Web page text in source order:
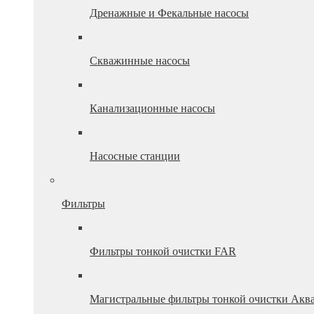
Дренажные и Фекальные насосы
Скважинные насосы
Канализационные насосы
Насосные станции
Фильтры
Фильтры тонкой очистки FAR
Магистральные фильтры тонкой очистки